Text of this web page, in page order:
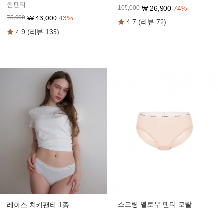
햄팬티
75,000 ₩ 43,000 43%
4.9 (리뷰 135)
105,000 ₩ 26,900 74%
4.7 (리뷰 72)
레이스 치키팬티 1종 스프링 멜로우 팬티 코랄